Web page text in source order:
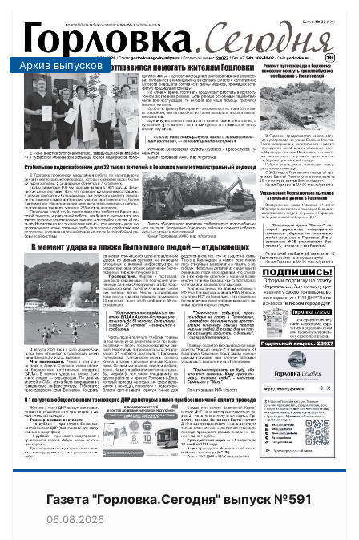
Архив выпусков
Газета "Горловка.Сегодня" выпуск №591
06.08.2026